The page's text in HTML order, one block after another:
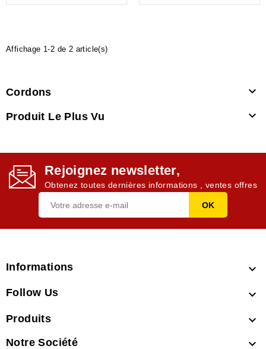
Affichage 1-2 de 2 article(s)
Cordons 
Produit Le Plus Vu 
Rejoignez newsletter,
Obtenez toutes dernières informations , ventes offres
Informations 
Follow Us 
Produits 
Notre Société 